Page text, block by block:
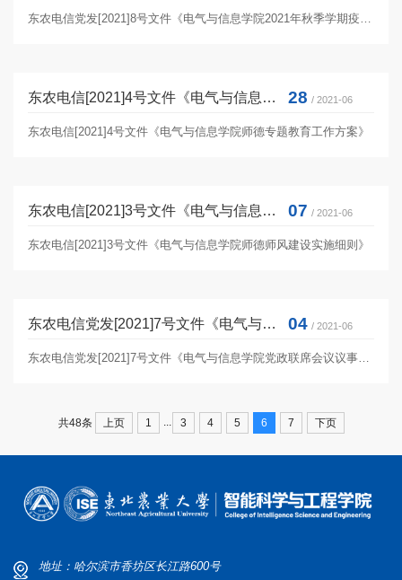
东农电信[2021]4号文件《电气与信息学院师德专题教育工作方案》 28 / 2021-06
东农电信[2021]4号文件《电气与信息学院师德专题教育工作方案》
东农电信[2021]3号文件《电气与信息学院师德师风建设实施细则》 07 / 2021-06
东农电信[2021]3号文件《电气与信息学院师德师风建设实施细则》
东农电信党发[2021]7号文件《电气与信息学院党政联席会议议事规则》 04 / 2021-06
共48条 上页 1 3 4 5 6 7 下页
地址：哈尔滨市香坊区长江路600号